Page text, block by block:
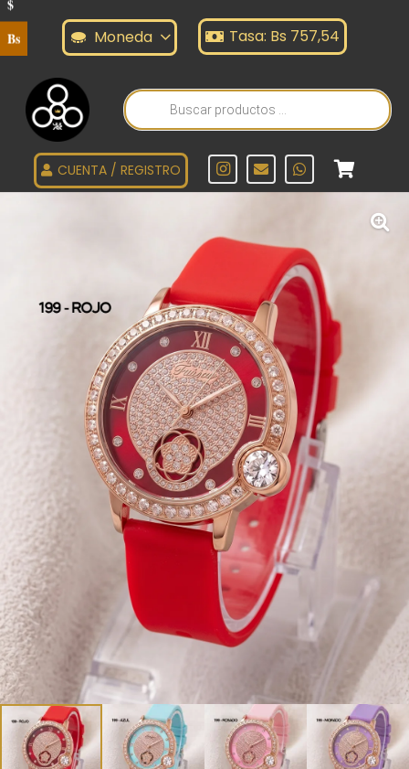
Moneda Tasa: Bs 757,54
Búsqueda
de
productos
CUENTA / REGISTRO
$
Bs